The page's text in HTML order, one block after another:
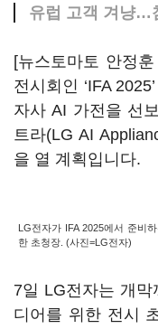
유럽 고객 겨냥…
[뉴스토마토 안정
전시회인 ‘IFA
자사 AI 가전을 선
트라(LG AI
을 열 계획입니다.
LG전자가 IFA 2025에서 준비
한 초청장. (사진=LG전자)
7일 LG전자는 개막
디어를 위한 전시